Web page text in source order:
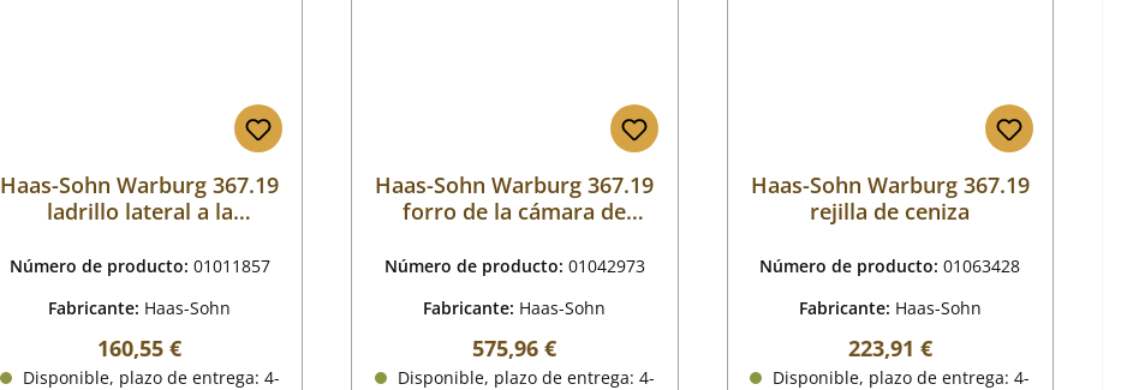
Haas-Sohn Warburg 367.19
ladrillo lateral a la
Número de producto: 01011857
Fabricante: Haas-Sohn
Precio normal:
160,55 €
Disponible, plazo de entrega: 4-
Haas-Sohn Warburg 367.19
forro de la cámara de
Número de producto: 01042973
Fabricante: Haas-Sohn
Precio normal:
575,96 €
Disponible, plazo de entrega: 4-
Haas-Sohn Warburg 367.19
rejilla de ceniza
Número de producto:01063428
Fabricante: Haas-Sohn
Precio normal:
223,91 €
Disponible, plazo de entrega: 4-